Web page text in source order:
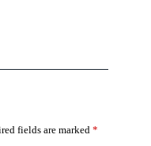
fields are marked *